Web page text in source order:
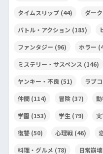
タイムスリップ(44) ダーク
バトル・アクション (185)
ファンタジー (96) ホラー
ミステリー・サスペンス (146)
ヤンキー・不良(51) ラブ
仲間(114) 冒険(37)
学園 (153) 学生 (79)
復讐(50) 心理戦(46)
料理・グルメ (78) 日常崩壊